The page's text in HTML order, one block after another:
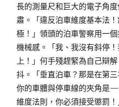
長的測量尺和巨大的電子角
肅。「違反泊車維度基本法
極！」領頭的泊車警察用一
機械感。「我、我沒有斜停
上！」何手殘趕緊為自己辯
抖。「垂直泊車？那是在第
你的車體與停車線的夾角是
維度法則，你必須接受懲罰